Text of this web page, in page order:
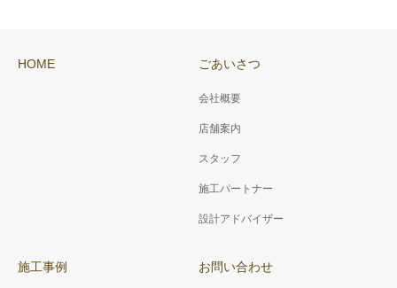
HOME ごあいさつ
会社概要
店舗案内
スタッフ
施工パートナー
設計アドバイザー
施工事例 お問い合わせ